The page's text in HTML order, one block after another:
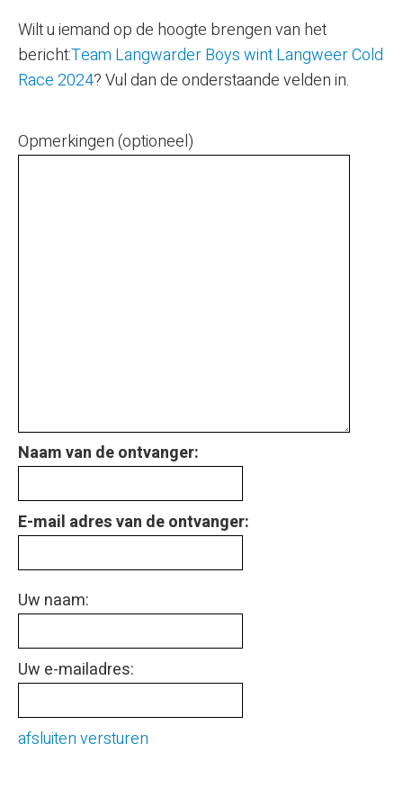
Wilt u iemand op de hoogte brengen van het
bericht:Team Langwarder Boys wint Langweer Cold
Race 2024? Vul dan de onderstaande velden in.
Opmerkingen (optioneel)
Naam van de ontvanger:
E-mail adres van de ontvanger:
Uw naam:
Uw e-mailadres:
afsluitenversturen